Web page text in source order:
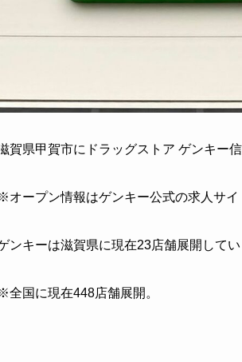
賀県甲賀市にドラッグストア ゲンキー
オープン情報はゲンキー公式の求人サイ
ンキーは滋賀県に現在23店舗展開してい
全国に現在448店舗展開。